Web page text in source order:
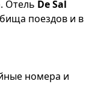
Отель De Sal
поездов и в
номера и